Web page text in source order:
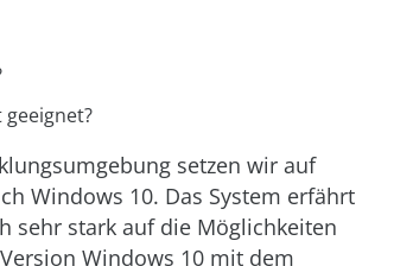
setzen wir auf
Windows 10. Das System erfährt
sehr stark auf die Möglichkeiten
Windows 10 mit dem